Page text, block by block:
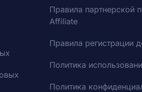
Правила партнерской
Affiliate
Правила регистрации
Политика
Политика